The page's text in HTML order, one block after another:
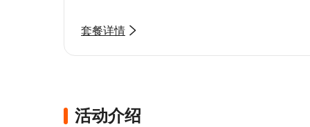
套餐详情
活动介绍